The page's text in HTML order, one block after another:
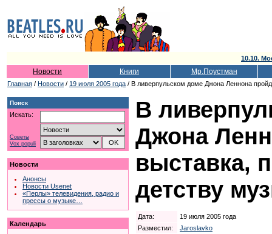
10.10.
Новости Книги Мр.Поустман
Главная / Новости / 19 июля 2005 года / В ливерпульском доме Джона Леннона
Поиск
Искать:
Советы
Vox populi
Новости
Анонсы
Новости Usenet
«Перлы» телевидения, радио и
прессы о музыке…
Календарь
В
Джона
выставка,
детству
Дата:
19 июля 2005 года
Разместил:
Jaroslavko